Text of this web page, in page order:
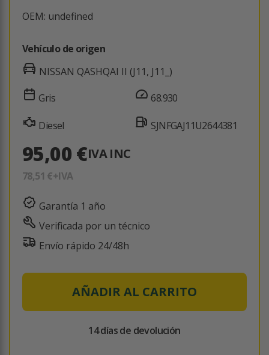
OEM: undefined
Vehículo de origen
NISSAN QASHQAI II (J11, J11_)
Gris
Diesel
68.930
SJNFGAJ11U2644381
95,00 €IVA INC
78,51 €+IVA
Garantía 1 año
Verificada por un técnico
Envío rápido 24/48h
AÑADIR AL CARRITO
14 días de devolución